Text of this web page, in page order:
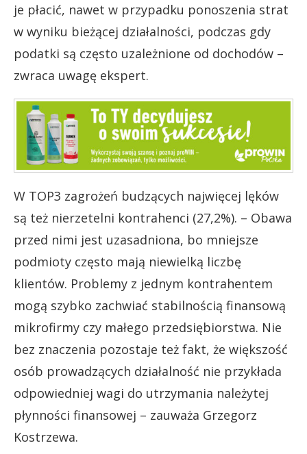
je płacić, nawet w przypadku ponoszenia strat
w wyniku bieżącej działalności, podczas gdy
podatki są często uzależnione od dochodów –
zwraca uwagę ekspert.
W TOP3 zagrożeń budzących najwięcej lęków
są też nierzetelni kontrahenci (27,2%). – Obawa
przed nimi jest uzasadniona, bo mniejsze
podmioty często mają niewielką liczbę
klientów. Problemy z jednym kontrahentem
mogą szybko zachwiać stabilnością finansową
mikrofirmy czy małego przedsiębiorstwa. Nie
bez znaczenia pozostaje też fakt, że większość
osób prowadzących działalność nie przykłada
odpowiedniej wagi do utrzymania należytej
płynności finansowej – zauważa Grzegorz
Kostrzewa.